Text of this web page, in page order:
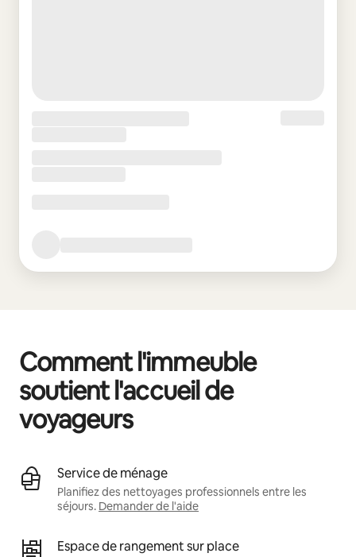
Comment l'immeuble
soutient l'accueil de
voyageurs
Service de ménage
Planifiez des nettoyages professionnels entre les
séjours. Demander de l'aide
Espace de rangement sur place